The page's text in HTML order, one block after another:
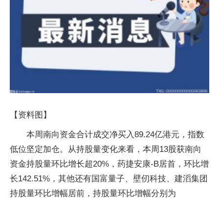
【资料图】
本周南向资金合计成交净买入89.24亿港元，指数
低位坚定加仓。从持股量变化来看，本周13股获南向
资金持股量环比增长超20%，药捷安康-B居首，环比增
长142.51%，其他还有国富量子、壁仞科技、建滔集团
持股量环比增幅居前，持股量环比增幅分别为